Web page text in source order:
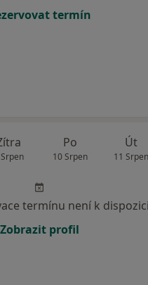
termín
Po
10 Srpen
Út
11 Srpen
termínu není k dispozici
Zobrazit profil